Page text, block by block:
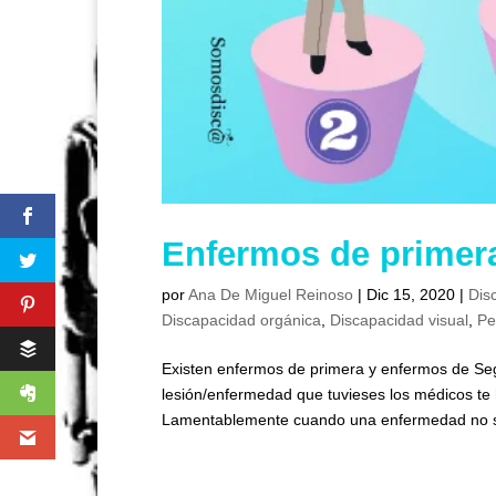
Enfermos de
porAna De Miguel Reinoso | Dic 15, 2020 |
Discapacidad orgánica, Discapacidad visual,
Existen enfermos de primera y enfermos de
lesión/enfermedad que tuvieses los médicos
Lamentablemente cuando una enfermedad no